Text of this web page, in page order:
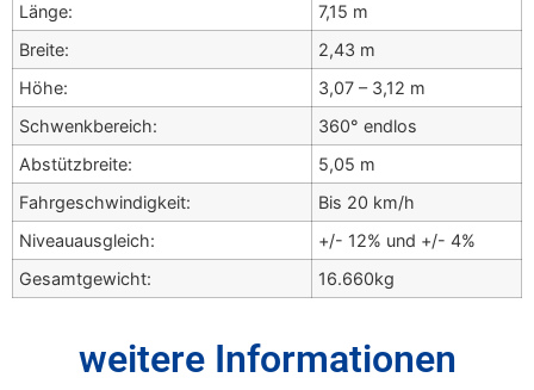
Länge:
7,15 m
Breite:
2,43 m
Höhe:
3,07 – 3,12 m
Schwenkbereich:
360° endlos
Abstützbreite:
5,05 m
Fahrgeschwindigkeit:
Bis 20 km/h
Niveauausgleich:
+/- 12% und +/- 4%
Gesamtgewicht:
16.660kg
weitere Informationen